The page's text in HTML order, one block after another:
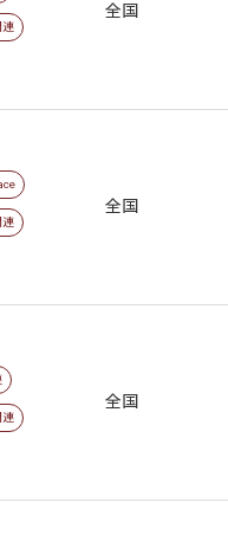
連
全国
連
全国
連
全国